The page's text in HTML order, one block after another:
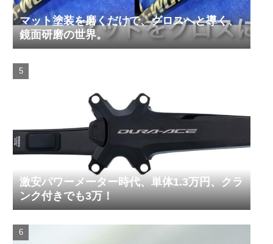
マット塗装を磨くだけで、グロスへと導く、
鏡面研磨の世界。
激安パワーメーター時代、単体1.3万円、クラ
ンク付きでも3万！